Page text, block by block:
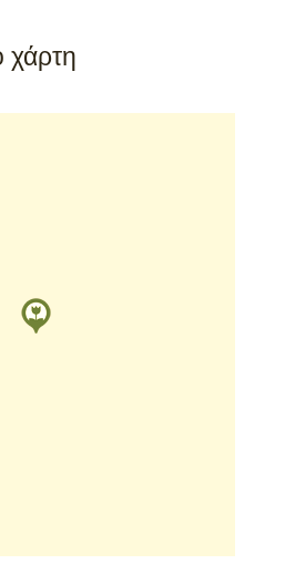
χάρτη